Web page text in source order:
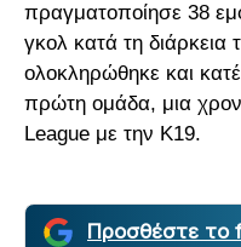
πραγματοποίησε 38
γκολ κατά τη διάρκεια
ολοκληρώθηκε και
πρώτη ομάδα, μια
League με την Κ19.
Προσθέστε το